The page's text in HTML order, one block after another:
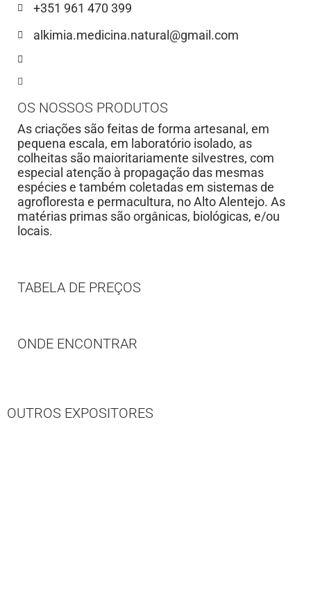
+351 961 470 399
alkimia.medicina.natural@gmail.com
OS NOSSOS PRODUTOS
As criações são feitas de forma artesanal, em
pequena escala, em laboratório isolado, as
colheitas são maioritariamente silvestres, com
especial atenção à propagação das mesmas
espécies e também coletadas em sistemas de
agrofloresta e permacultura, no Alto Alentejo. As
matérias primas são orgânicas, biológicas, e/ou
locais.
TABELA DE PREÇOS
ONDE ENCONTRAR
OUTROS EXPOSITORES